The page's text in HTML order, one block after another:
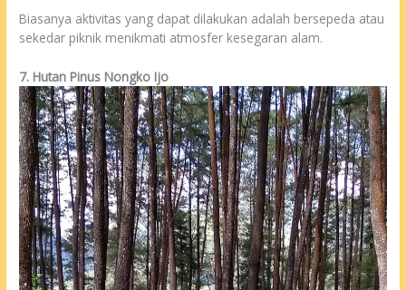
Biasanya aktivitas yang dapat dilakukan adalah bersepeda atau
sekedar piknik menikmati atmosfer kesegaran alam.
7. Hutan Pinus Nongko Ijo